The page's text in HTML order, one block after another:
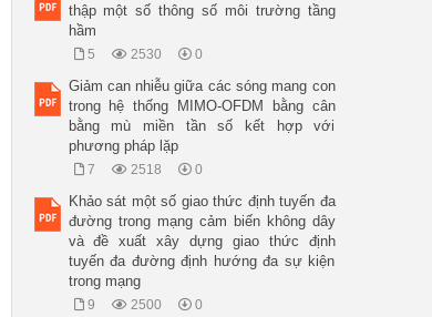
thập một số thông số môi trường tầng
hầm
5 2530 0
Giảm can nhiễu giữa các sóng mang con
trong hệ thống MIMO-OFDM bằng cân
bằng mù miền tần số kết hợp với
phương pháp lặp
7 2518 0
Khảo sát một số giao thức định tuyến đa
đường trong mạng cảm biến không dây
và đề xuất xây dựng giao thức định
tuyến đa đường định hướng đa sự kiện
trong mạng
9 2500 0